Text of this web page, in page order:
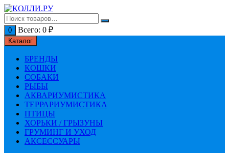
Перейти
к
содержимому
0 Всего: 0 ₽
Каталог
БРЕНДЫ
КОШКИ
СОБАКИ
РЫБЫ
АКВАРИУМИСТИКА
ТЕРРАРИУМИСТИКА
ПТИЦЫ
ХОРЬКИ / ГРЫЗУНЫ
ГРУМИНГ И УХОД
АКСЕССУАРЫ